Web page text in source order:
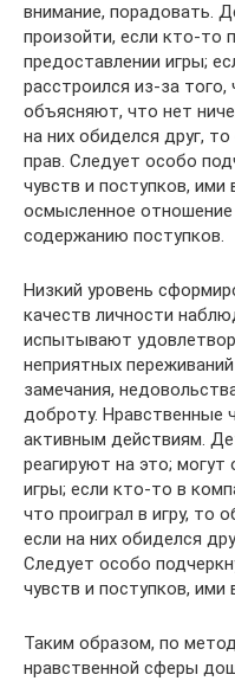
внимание, порадовать.
произойти, если кто-то
предоставлении игры;
расстроился из-за того,
объясняют, что нет
на них обиделся друг,
прав. Следует особо
чувств и поступков,
осмысленное
содержанию поступков.
Низкий уровень
качеств личности
испытывают
неприятных
замечания,
доброту. Нравственные
активным действиям.
реагируют на это;
игры; если кто-то в
что проиграл в игру, то
если на них обиделся
Следует особо
чувств и поступков, ими
Таким образом, по
нравственной сферы